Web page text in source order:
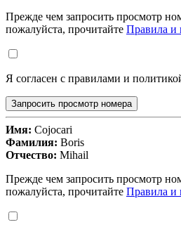
Прежде чем запросить просмотр
пожалуйста, прочитайте Правила и
Я согласен с правилами и
Запросить просмотр номера
Имя: Cojocari
Фамилия: Boris
Отчество: Mihail
Прежде чем запросить просмотр
пожалуйста, прочитайте Правила и